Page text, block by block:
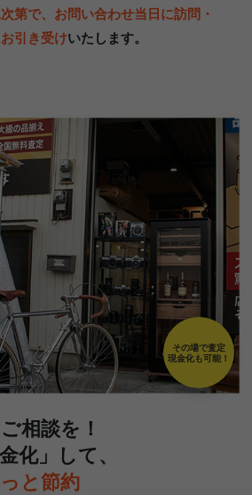
第で、お問い合わせ当日に訪問・
引き受けいたします。
その場で査定
現金化も可能！
相談を！
化」して、
と節約